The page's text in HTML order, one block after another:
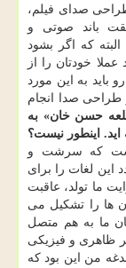
صدای فیلم،
باند صوتی و
البته كه اگر بشود
خودتان را از
باید به این مورد
طراحی صدا انجام
حسن خان» به
اینطور نیست؟
است كه سرشت و
لغات را برای
ما تولد، عاقبت
را تشكیل می
ما به هم متصل
ظاهری و فیزیكی
من این بود كه